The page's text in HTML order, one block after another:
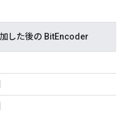
した後の BitEncoder